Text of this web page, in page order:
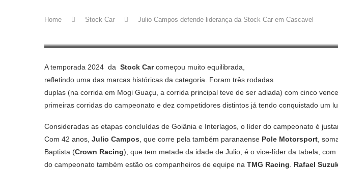
Home Stock Car Julio Campos defende liderança da Stock Car em Cascavel
CASCAVEL
A temporada 2024 da Stock Carcomeçou muito equilibrada,
refletindo uma das marcas históricas da categoria. Foram três rodadas
duplas (na corrida em Mogi Guaçu, a corrida principal teve de ser adiada) com cinco
primeiras corridas do campeonato e dez competidores distintos já tendo conquistado um
Consideradas as etapas concluídas de Goiânia e Interlagos, o líder do campeonato é
Com 42 anos, Julio Campos , que corre pela também paranaense Pole Motorsport ,
Baptista (Crown Racing), que tem metade da idade de Julio, é o vice-líder da tabela,
do campeonato também estão os companheiros de equipe na TMG Racing Rafael